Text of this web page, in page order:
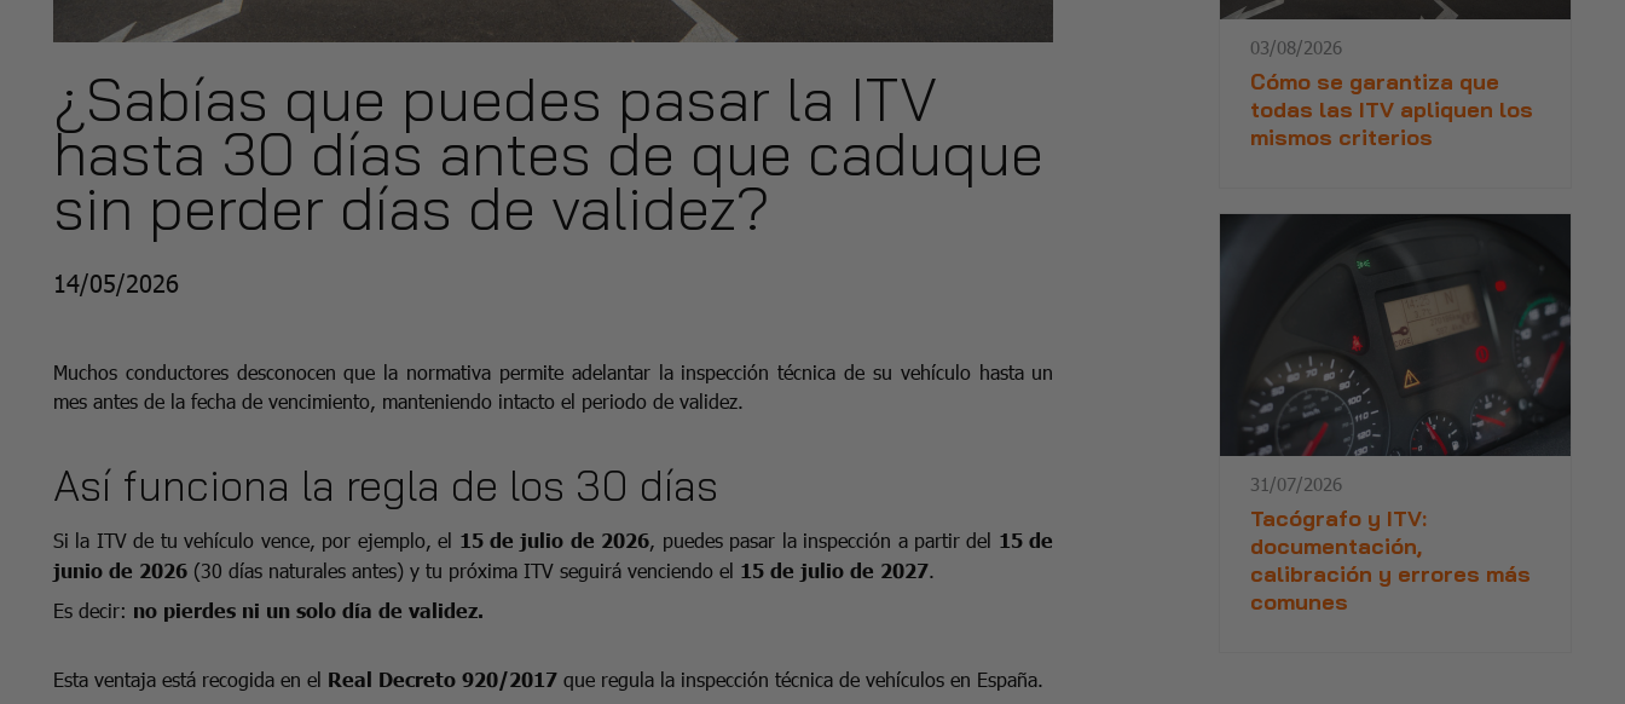
¿Sabías que puedes pasar la ITV
hasta 30 días antes de que caduque
sin perder días de validez?
14/05/2026
Muchos conductores desconocen que la normativa permite adelantar la inspección técnica de su vehículo hasta un
mes antes de la fecha de vencimiento, manteniendo intacto el periodo de validez.
Así funciona la regla de los 30 días
Si la ITV de tu vehículo vence, por ejemplo, el 15 de julio de 2026, puedes pasar la inspección a partir del 15 de
junio de 2026 (30 días naturales antes) y tu próxima ITV seguirá venciendo el 15 de julio de 2027.
Es decir: no pierdes ni un solo día de validez.
Esta ventaja está recogida en el Real Decreto 920/2017 que regula la inspección técnica de vehículos en España.
03/08/2026
Cómo se garantiza que
todas las ITV apliquen los
mismos criterios
31/07/2026
Tacógrafo y ITV:
documentación,
calibración y errores más
comunes